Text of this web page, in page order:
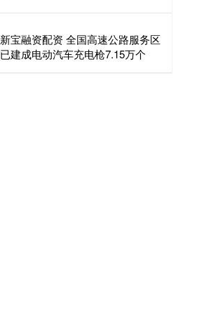
新宝融资配资 全国高速公路服务区
已建成电动汽车充电枪7.15万个